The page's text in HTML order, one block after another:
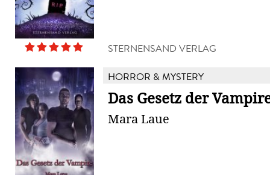
STERNENSAND VERLAG
HORROR & MYSTERY
Das Gesetz der
Mara Laue